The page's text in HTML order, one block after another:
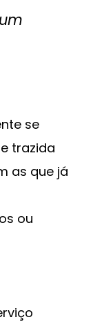
se
trazida
as que já
ou